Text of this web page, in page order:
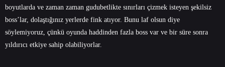
boyutlarda ve zaman zaman gudubetlikte sınırları çizmek isteyen şekilsiz
boss’lar, dolaştığınız yerlerde fink atıyor. Bunu laf olsun diye
söylemiyoruz, çünkü oyunda haddinden fazla boss var ve bir süre sonra
yıldırıcı etkiye sahip olabiliyorlar.